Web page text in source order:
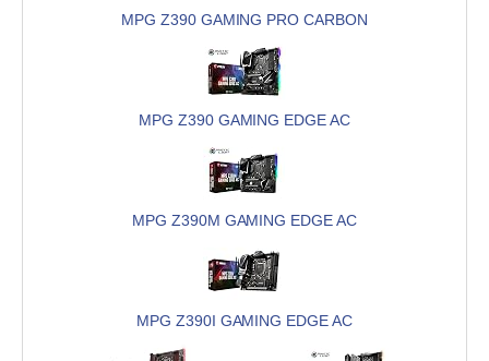
MPG Z390 GAMING PRO CARBON
MPG Z390 GAMING EDGE AC
MPG Z390M GAMING EDGE AC
MPG Z390I GAMING EDGE AC